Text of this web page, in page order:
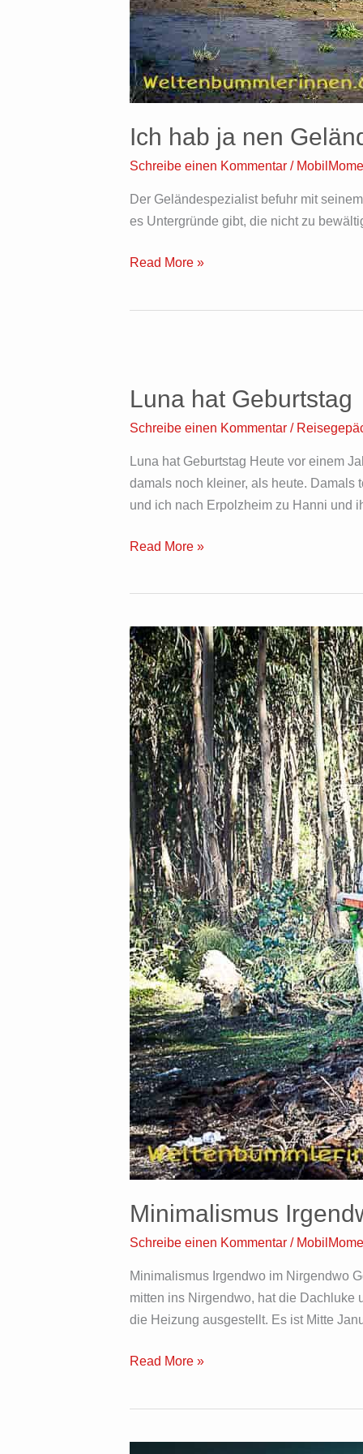
Ich hab ja nen
Schreibe einen Kommentar /
Der Geländespezialist befuhr mit
es Untergründe gibt, die nicht zu
Read More »
Luna hat Geburtstag
Schreibe einen Kommentar /
Luna hat Geburtstag Heute vor einem
damals noch kleiner, als heute. Damals
und ich nach Erpolzheim zu Hanni und
Geburtstag
Read More »
Minimalismus
Schreibe einen Kommentar /
Minimalismus Irgendwo im Nirgendwo
mitten ins Nirgendwo, hat die Dachluke
die Heizung ausgestellt. Es ist Mitte
Minimalismus
Irgendwo
im
Nirgendwo
Read More »